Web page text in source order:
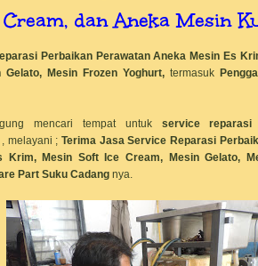
dan Aneka Mesin
Perbaikan Perawatan Aneka Mesin Es
Mesin Frozen Yoghurt,termasuk
mencari tempat untuk service
melayani ; Terima Jasa Service Reparasi
Mesin Soft Ice Cream, Mesin Gelato,
Part Suku Cadangnya.